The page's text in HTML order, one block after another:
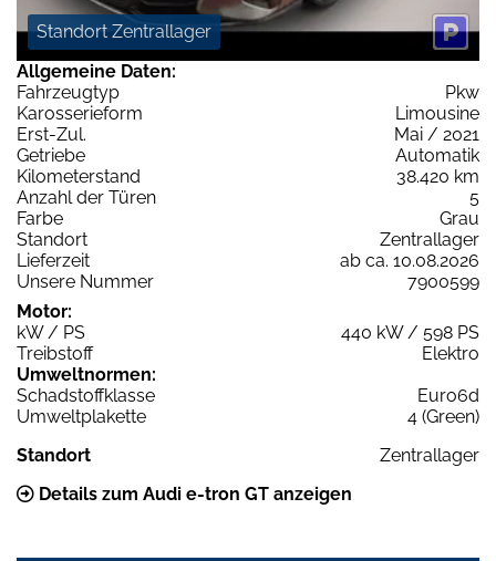
Standort Zentrallager
Allgemeine Daten:
Fahrzeugtyp
Pkw
Karosserieform
Limousine
Erst-Zul.
Mai / 2021
Getriebe
Automatik
Kilometerstand
38.420 km
Anzahl der Türen
5
Farbe
Grau
Standort
Zentrallager
Lieferzeit
ab ca. 10.08.2026
Unsere Nummer
7900599
Motor:
kW / PS
440 kW / 598 PS
Treibstoff
Elektro
Umweltnormen:
Schadstoffklasse
Euro6d
Umweltplakette
4 (Green)
Standort
Zentrallager
Details zum Audi e-tron GT anzeigen